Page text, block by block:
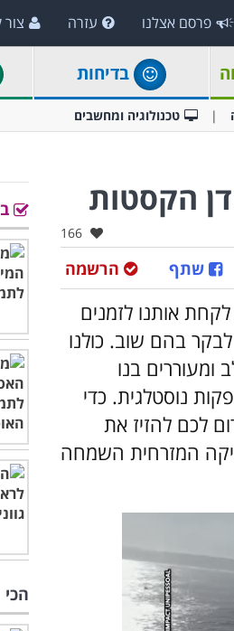
פרסם אצלנו עזרה
בדיחות
טכנולוגיה ומחשבים
הקסטות
אהבו:
166
הרשמה שתף
אותנו לזמנים
לבקר בהם שוב. כולנו
בנו
נוסטלגית. כדי
לכם להזיז את
המזרחית השמחה